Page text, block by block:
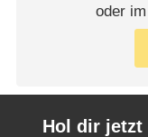
oder
Hol dir jetzt